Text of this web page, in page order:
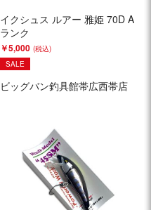
イクシュス ルアー 雅姫 70D A
ランク
￥5,000
SALE
ビッグバン釣具館帯広西帯店